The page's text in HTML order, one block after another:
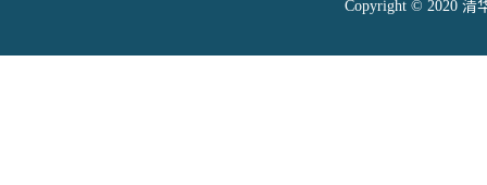
Copyright © 2020 清